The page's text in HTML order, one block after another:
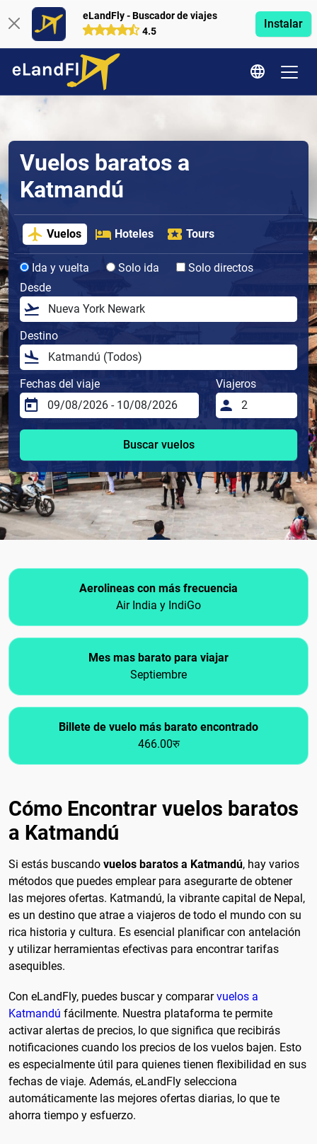
eLandFly - Buscador de viajes
4.5
Instalar
Vuelos baratos a
Katmandú
Vuelos Hoteles Tours
Ida y vuelta Solo ida
Solo directos
Desde
Destino
Fechas del viaje Viajeros
Buscar vuelos
Aerolineas con más frecuencia
Air India y IndiGo
Mes mas barato para viajar
Septiembre
Billete de vuelo más barato encontrado
466.00रु
Cómo Encontrar vuelos baratos
a Katmandú
Si estás buscando vuelos baratos a Katmandú, hay varios
métodos que puedes emplear para asegurarte de obtener
las mejores ofertas. Katmandú, la vibrante capital de Nepal,
es un destino que atrae a viajeros de todo el mundo con su
rica historia y cultura. Es esencial planificar con antelación
y utilizar herramientas efectivas para encontrar tarifas
asequibles.
Con eLandFly, puedes buscar y compararvuelos a
Katmandú fácilmente. Nuestra plataforma te permite
activar alertas de precios, lo que significa que recibirás
notificaciones cuando los precios de los vuelos bajen. Esto
es especialmente útil para quienes tienen flexibilidad en sus
fechas de viaje. Además, eLandFly selecciona
automáticamente las mejores ofertas diarias, lo que te
ahorra tiempo y esfuerzo.